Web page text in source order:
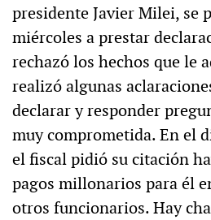
presidente Javier Milei, se
miércoles a prestar
rechazó los hechos que le
realizó algunas
declarar y responder
muy comprometida. En el
el fiscal pidió su citación
pagos millonarios para él
otros funcionarios. Hay